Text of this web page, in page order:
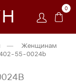
0
—
Женщинам
55-0024b